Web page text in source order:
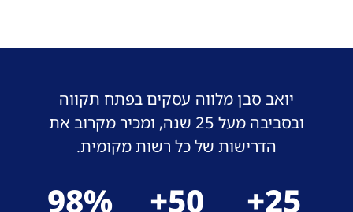
יואב סבן מלווה עסקים בפתח תקווה
ובסביבה מעל 25 שנה, ומכיר מקרוב את
הדרישות של כל רשות מקומית.
25+
50+
98%